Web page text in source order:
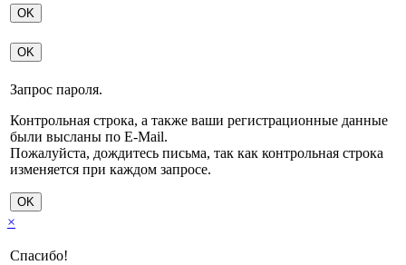
OK
OK
Запрос пароля.
Контрольная строка, а также ваши регистрационные данные
были высланы по E-Mail.
Пожалуйста, дождитесь письма, так как контрольная строка
изменяется при каждом запросе.
OK
×
Спасибо!